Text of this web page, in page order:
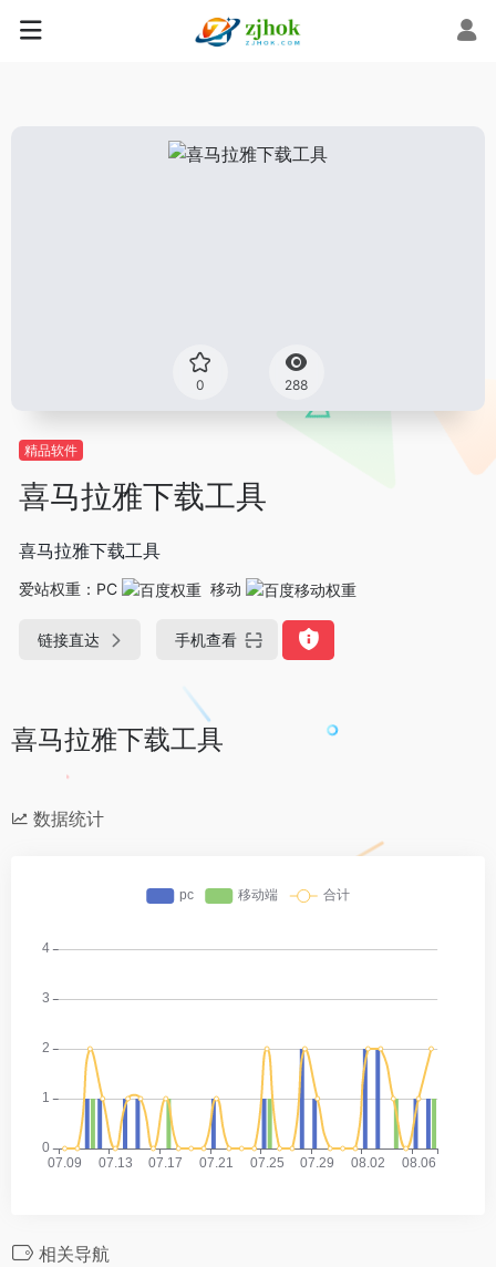
0 288
精品软件
喜马拉雅下载工具
喜马拉雅下载工具
爱站权重： PC 移动
链接直达 手机查看
喜马拉雅下载工具
数据统计
相关导航